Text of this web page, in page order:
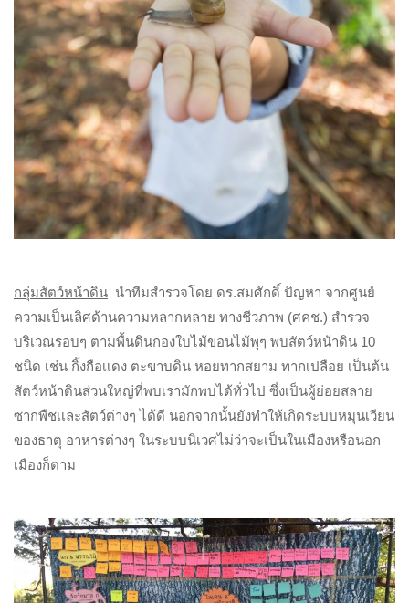
กลุ่มสัตว์หน้าดิน นำทีมสำรวจโดย ดร.สมศักดิ์ ปัญหา จากศูนย์
ความเป็นเลิศด้านความหลากหลาย ทางชีวภาพ (ศคช.) สำรวจ
บริเวณรอบๆ ตามพื้นดินกองใบไม้ขอนไม้พุๆ พบสัตว์หน้าดิน 10
ชนิด เช่น กิ้งกือเเดง ตะขาบดิน หอยทากสยาม ทากเปลือย เป็นต้น
สัตว์หน้าดินส่วนใหญ่ที่พบเรามักพบได้ทั่วไป ซึ่งเป็นผู้ย่อยสลาย
ซากพืชเเละสัตว์ต่างๆ ได้ดี นอกจากนั้นยังทำให้เกิดระบบหมุนเวียน
ของธาตุ อาหารต่างๆ ในระบบนิเวศไม่ว่าจะเป็นในเมืองหรือนอก
เมืองก็ตาม